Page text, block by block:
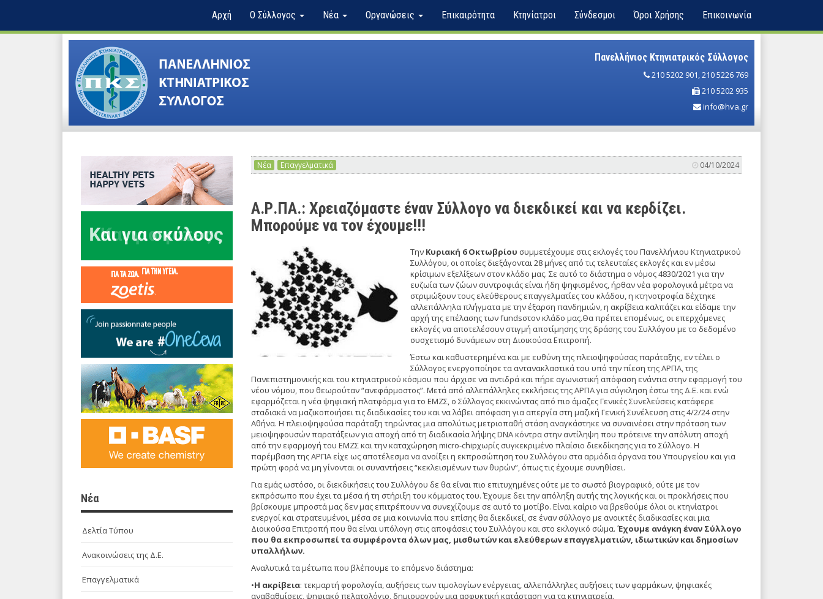
Αρχή Ο Σύλλογος Νέα Οργανώσεις Επικαιρότητα Κτηνίατροι Σύνδεσμοι Όροι Χρήσης Επικοινωνία
Πανελλήνιος Κτηνιατρικός Σύλλογος
210 5202 901,210 5226 769
210 5202 935
info@hva.gr
Νέα
Δελτία Τύπου
Ανακοινώσεις της Δ.Ε.
Επαγγελματικά
Νέα Επαγγελματικά 04/10/2024
Α.Ρ.ΠΑ.: Χρειαζόμαστε έναν Σύλλογο να διεκδικεί και να κερδίζει.
Μπορούμε να τον έχουμε!!!
Την Κυριακή 6 Οκτωβρίου συμμετέχουμε στις εκλογές του Πανελλήνιου Κτηνιατρικού
Συλλόγου, οι οποίες διεξάγονται 28 μήνες από τις τελευταίες εκλογές και εν μέσω
κρίσιμων εξελίξεων στον κλάδο μας. Σε αυτό το διάστημα ο νόμος 4830/2021 για την
ευζωία των ζώων συντροφιάς είναι ήδη ψηφισμένος, ήρθαν νέα φορολογικά μέτρα να
στριμώξουν τους ελεύθερους επαγγελματίες του κλάδου, η κτηνοτροφία δέχτηκε
αλλεπάλληλα πλήγματα με την έξαρση πανδημιών, η ακρίβεια καλπάζει και είδαμε την
αρχή της επέλασης των fundsστον κλάδο μας.Θα πρέπει επομένως, οι επερχόμενες
εκλογές να αποτελέσουν στιγμή αποτίμησης της δράσης του Συλλόγου με το δεδομένο
συσχετισμό δυνάμεων στη Διοικούσα Επιτροπή.
Έστω και καθυστερημένα και με ευθύνη της πλειοψηφούσας παράταξης, εν τέλει ο
Σύλλογος ενεργοποίησε τα αντανακλαστικά του υπό την πίεση της ΑΡΠΑ, της
Πανεπιστημονικής και του κτηνιατρικού κόσμου που άρχισε να αντιδρά και πήρε αγωνιστική απόφαση ενάντια στην εφαρμογή του
νέου νόμου, που θεωρούταν “ανεφάρμοστος”. Μετά από αλλεπάλληλες εκκλήσεις της ΑΡΠΑ για σύγκληση έστω της Δ.Ε. και ενώ
εφαρμόζεται η νέα ψηφιακή πλατφόρμα για το ΕΜΖΣ, ο Σύλλογος εκκινώντας από πιο άμαζες Γενικές Συνελεύσεις κατάφερε
σταδιακά να μαζικοποιήσει τις διαδικασίες του και να λάβει απόφαση για απεργία στη μαζική Γενική Συνέλευση στις 4/2/24 στην
Αθήνα. Η πλειοψηφούσα παράταξη τηρώντας μια απολύτως μετριοπαθή στάση αναγκάστηκε να συναινέσει στην πρόταση των
μειοψηφουσών παρατάξεων για αποχή από τη διαδικασία λήψης DNA κόντρα στην αντίληψη που πρότεινε την απόλυτη αποχή
από την εφαρμογή του ΕΜΖΣ και την καταχώρηση micro-chipχωρίς συγκεκριμένο πλαίσιο διεκδίκησης για το Σύλλογο. Η
παρέμβαση της ΑΡΠΑ είχε ως αποτέλεσμα να ανοίξει η εκπροσώπηση του Συλλόγου στα αρμόδια όργανα του Υπουργείου και για
πρώτη φορά να μη γίνονται οι συναντήσεις “κεκλεισμένων των θυρών”, όπως τις έχουμε συνηθίσει.
Για εμάς ωστόσο, οι διεκδικήσεις του Συλλόγου δε θα είναι πιο επιτυχημένες ούτε με το σωστό βιογραφικό, ούτε με τον
εκπρόσωπο που έχει τα μέσα ή τη στήριξη του κόμματος του. Έχουμε δει την απόληξη αυτής της λογικής και οι προκλήσεις που
βρίσκουμε μπροστά μας δεν μας επιτρέπουν να συνεχίζουμε σε αυτό το μοτίβο. Είναι καίριο να βρεθούμε όλοι οι κτηνίατροι
ενεργοί και στρατευμένοι, μέσα σε μια κοινωνία που επίσης θα διεκδικεί, σε έναν σύλλογο με ανοικτές διαδικασίες και μια
Διοικούσα Επιτροπή που θα είναι υπόλογη στις αποφάσεις του Συλλόγου και στο εκλογικό σώμα. Έχουμε ανάγκη έναν Σύλλογο
που θα εκπροσωπεί τα συμφέροντα όλων μας, μισθωτών και ελεύθερων επαγγελματιών, ιδιωτικών και δημοσίων
υπαλλήλων.
Αναλυτικά τα μέτωπα που βλέπουμε το επόμενο διάστημα:
•Η ακρίβεια: τεκμαρτή φορολογία, αυξήσεις των τιμολογίων ενέργειας, αλλεπάλληλες αυξήσεις των φαρμάκων, ψηφιακές
αναβαθμίσεις, ψηφιακό πελατολόγιο, δημιουργούν μια ασφυκτική κατάσταση για τα κτηνιατρεία.